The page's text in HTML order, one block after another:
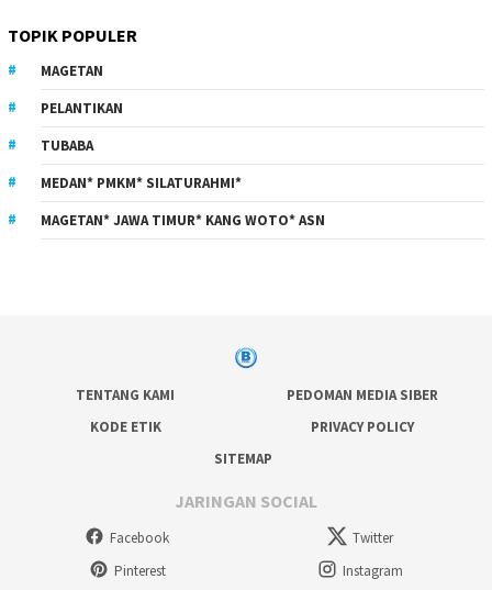
TOPIK POPULER
MAGETAN
PELANTIKAN
TUBABA
MEDAN* PMKM* SILATURAHMI*
MAGETAN* JAWA TIMUR* KANG WOTO* ASN
TENTANG KAMI
PEDOMAN MEDIA SIBER
KODE ETIK
PRIVACY POLICY
SITEMAP
JARINGAN SOCIAL
Facebook
Twitter
Pinterest
Instagram